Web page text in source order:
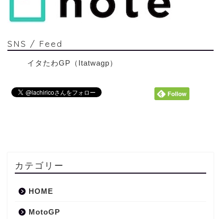
SNS / Feed
イタたわGP（Itatwagp）
カテゴリー
HOME
MotoGP